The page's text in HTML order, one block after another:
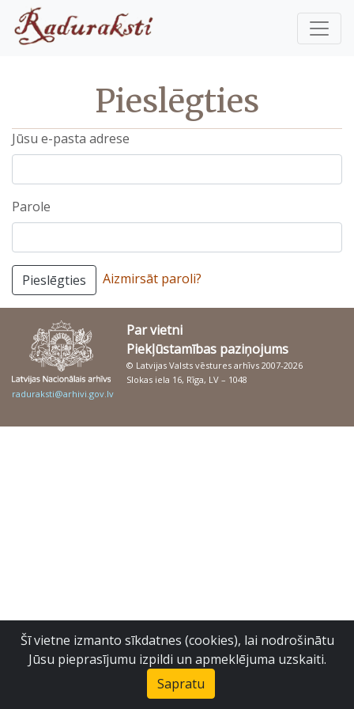
Pieslēgties
Jūsu e-pasta adrese
Parole
Pieslēgties Aizmirsāt paroli?
Par vietni
Piekļūstamības paziņojums
© Latvijas Valsts vēstures arhīvs 2007-2026
Slokas iela 16, Rīga, LV – 1048
raduraksti@arhivi.gov.lv
Šī vietne izmanto sīkdatnes (cookies), lai nodrošinātu
Jūsu pieprasījumu izpildi un apmeklējuma uzskaiti.
Sapratu